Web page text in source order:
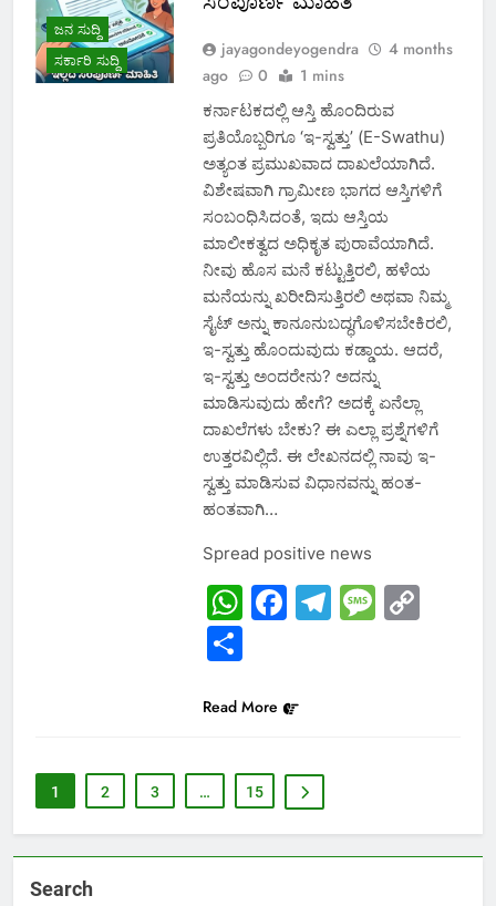
ಜನ ಸುದ್ದಿ
ಸರ್ಕಾರಿ ಸುದ್ದಿ
jayagondeyogendra
4 months
ago
0 1 mins
ಕರ್ನಾಟಕದಲ್ಲಿ ಆಸ್ತಿ ಹೊಂದಿರುವ
ಪ್ರತಿಯೊಬ್ಬರಿಗೂ ‘ಇ-ಸ್ವತ್ತು’ (E-Swathu)
ಅತ್ಯಂತ ಪ್ರಮುಖವಾದ ದಾಖಲೆಯಾಗಿದೆ.
ವಿಶೇಷವಾಗಿ ಗ್ರಾಮೀಣ ಭಾಗದ ಆಸ್ತಿಗಳಿಗೆ
ಸಂಬಂಧಿಸಿದಂತೆ, ಇದು ಆಸ್ತಿಯ
ಮಾಲೀಕತ್ವದ ಅಧಿಕೃತ ಪುರಾವೆಯಾಗಿದೆ.
ನೀವು ಹೊಸ ಮನೆ ಕಟ್ಟುತ್ತಿರಲಿ, ಹಳೆಯ
ಮನೆಯನ್ನು ಖರೀದಿಸುತ್ತಿರಲಿ ಅಥವಾ ನಿಮ್ಮ
ಸೈಟ್‌ ಅನ್ನು ಕಾನೂನುಬದ್ಧಗೊಳಿಸಬೇಕಿರಲಿ,
ಇ-ಸ್ವತ್ತು ಹೊಂದುವುದು ಕಡ್ಡಾಯ. ಆದರೆ,
ಇ-ಸ್ವತ್ತು ಅಂದರೇನು? ಅದನ್ನು
ಮಾಡಿಸುವುದು ಹೇಗೆ? ಅದಕ್ಕೆ ಏನೆಲ್ಲಾ
ದಾಖಲೆಗಳು ಬೇಕು? ಈ ಎಲ್ಲಾ ಪ್ರಶ್ನೆಗಳಿಗೆ
ಉತ್ತರವಿಲ್ಲಿದೆ. ಈ ಲೇಖನದಲ್ಲಿ ನಾವು ಇ-
ಸ್ವತ್ತು ಮಾಡಿಸುವ ವಿಧಾನವನ್ನು ಹಂತ-
ಹಂತವಾಗಿ…
Spread positive news
WhatsApp
Facebook
Telegram
Share
Read More
1 2 3 … 15
Search